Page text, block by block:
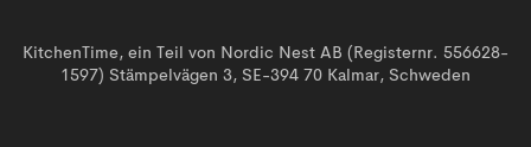
KitchenTime, ein Teil von Nordic Nest AB (Registernr. 556628-
1597) Stämpelvägen 3, SE-394 70 Kalmar, Schweden